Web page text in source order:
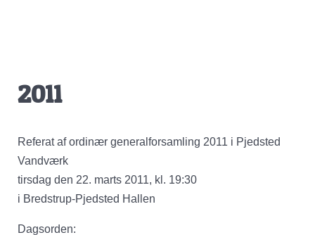
2011
Referat af ordinær generalforsamling 2011 i Pjedsted
Vandværk
tirsdag den 22. marts 2011, kl. 19:30
i Bredstrup-Pjedsted Hallen
Dagsorden: